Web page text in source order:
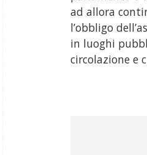
ad allora
l’obbligo
in luoghi
circolazione e